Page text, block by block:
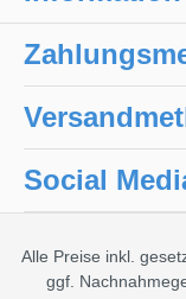
Social
Alle Preise inkl.
ggf.